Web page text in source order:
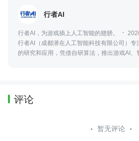
行者AI
行者AI，为游戏插上人工智能的翅膀。
行者AI（成都潜在人工智能科技有限公司）
的研究和应用，凭借自研算法，推出游戏AI、
评论
暂无评论